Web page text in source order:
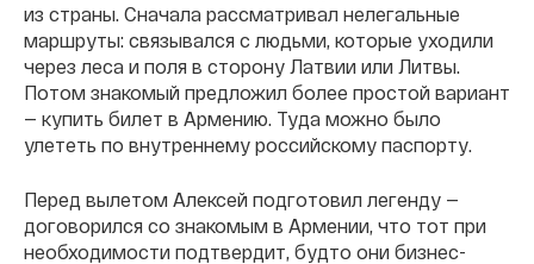
из страны. Сначала рассматривал нелегальные
маршруты: связывался с людьми, которые уходили
через леса и поля в сторону Латвии или Литвы.
Потом знакомый предложил более простой вариант
— купить билет в Армению. Туда можно было
улететь по внутреннему российскому паспорту.
Перед вылетом Алексей подготовил легенду —
договорился со знакомым в Армении, что тот при
необходимости подтвердит, будто они бизнес-